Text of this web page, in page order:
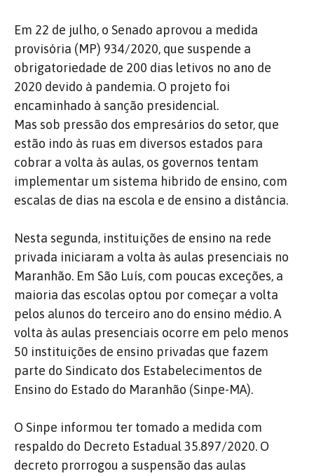
Em 22 de julho, o Senado aprovou a medida
provisória (MP) 934/2020, que suspende a
obrigatoriedade de 200 dias letivos no ano de
2020 devido à pandemia. O projeto foi
encaminhado à sanção presidencial.
Mas sob pressão dos empresários do setor, que
estão indo às ruas em diversos estados para
cobrar a volta às aulas, os governos tentam
implementar um sistema hibrido de ensino, com
escalas de dias na escola e de ensino a distância.
Nesta segunda, instituições de ensino na rede
privada iniciaram a volta às aulas presenciais no
Maranhão. Em São Luís, com poucas exceções, a
maioria das escolas optou por começar a volta
pelos alunos do terceiro ano do ensino médio. A
volta às aulas presenciais ocorre em pelo menos
50 instituições de ensino privadas que fazem
parte do Sindicato dos Estabelecimentos de
Ensino do Estado do Maranhão (Sinpe-MA).
O Sinpe informou ter tomado a medida com
respaldo do Decreto Estadual 35.897/2020. O
decreto prorrogou a suspensão das aulas